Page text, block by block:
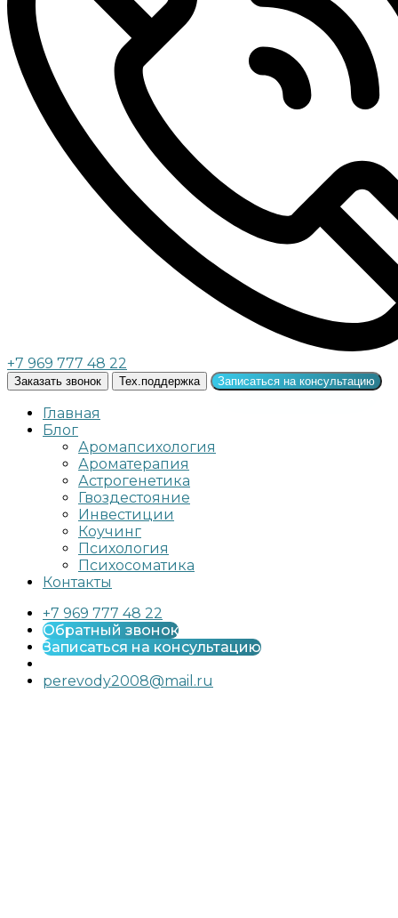
+7 969 777 48 22
Заказать звонок Тех.поддержка Записаться на консультацию
Главная
Блог
Аромапсихология
Ароматерапия
Астрогенетика
Гвоздестояние
Инвестиции
Коучинг
Психология
Психосоматика
Контакты
+7 969 777 48 22
Обратный звонок
Записаться на консультацию
perevody2008@mail.ru